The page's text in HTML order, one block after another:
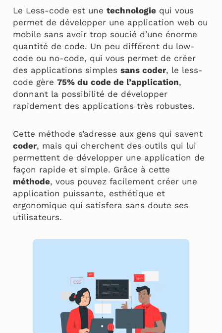
Le Less-code est une technologie qui vous
permet de développer une application web ou
mobile sans avoir trop soucié d’une énorme
quantité de code. Un peu différent du low-
code ou no-code, qui vous permet de créer
des applications simples sans coder, le less-
code gère 75% du code de l’application,
donnant la possibilité de développer
rapidement des applications très robustes.
Cette méthode s’adresse aux gens qui savent
coder, mais qui cherchent des outils qui lui
permettent de développer une application de
façon rapide et simple. Grâce à cette
méthode, vous pouvez facilement créer une
application puissante, esthétique et
ergonomique qui satisfera sans doute ses
utilisateurs.